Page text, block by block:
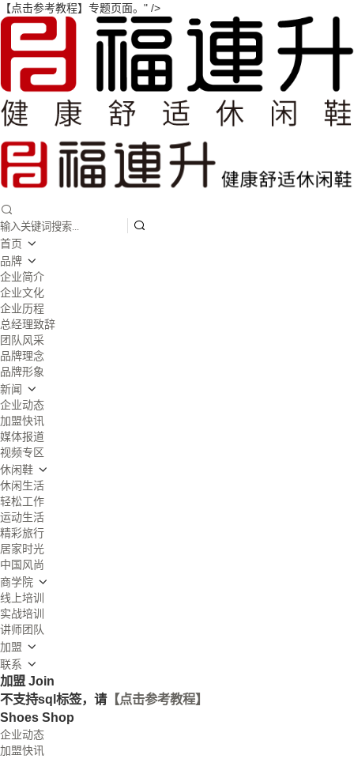
【点击参考教程】专题页面。" />
首页
品牌
企业简介
企业文化
企业历程
总经理致辞
团队风采
品牌理念
品牌形象
新闻
企业动态
加盟快讯
媒体报道
视频专区
休闲鞋
休闲生活
轻松工作
运动生活
精彩旅行
居家时光
中国风尚
商学院
线上培训
实战培训
讲师团队
加盟
联系
加盟 Join
不支持sql标签，请【点击参考教程】
Shoes Shop
企业动态
加盟快讯